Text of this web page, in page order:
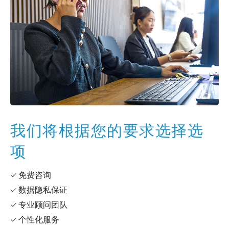
我们将根据您的要求选择选
项
✓ 免费咨询
✓ 数据隐私保证
✓ 专业顾问团队
✓ 个性化服务